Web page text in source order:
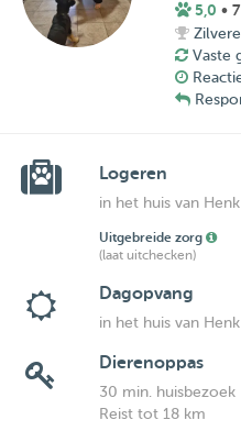
5,0 •
Vaste
Logeren
in het huis van Henk
Uitgebreide zorg
(laat uitchecken)
Dagopvang
in het huis van Henk
Dierenoppas
30 min. huisbezoek
Reist tot 18 km